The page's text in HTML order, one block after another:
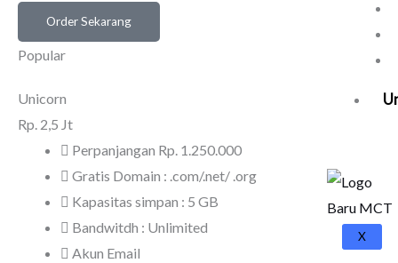
X
Order Sekarang
Popular
Unicorn
Rp. 2,5 Jt
Perpanjangan Rp. 1.250.000
Gratis Domain : .com/.net/ .org
Kapasitas simpan : 5 GB
Bandwitdh : Unlimited
Akun Email